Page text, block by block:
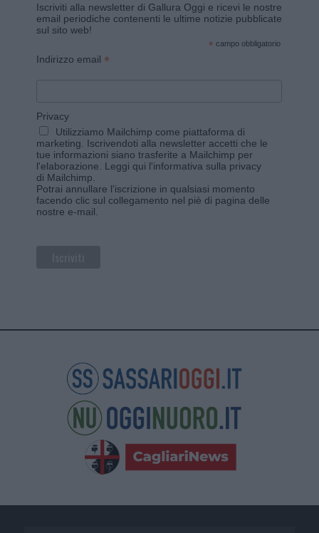
Iscriviti alla newsletter di Gallura Oggi e ricevi le nostre
email periodiche contenenti le ultime notizie pubblicate
sul sito web!
* campo obbligatorio
Indirizzo email *
Privacy
Utilizziamo Mailchimp come piattaforma di
marketing. Iscrivendoti alla newsletter accetti che le
tue informazioni siano trasferite a Mailchimp per
l'elaborazione. Leggi qui l'informativa sulla privacy
di Mailchimp
Potrai annullare l'iscrizione in qualsiasi momento
facendo clic sul collegamento nel piè di pagina delle
nostre e-mail.